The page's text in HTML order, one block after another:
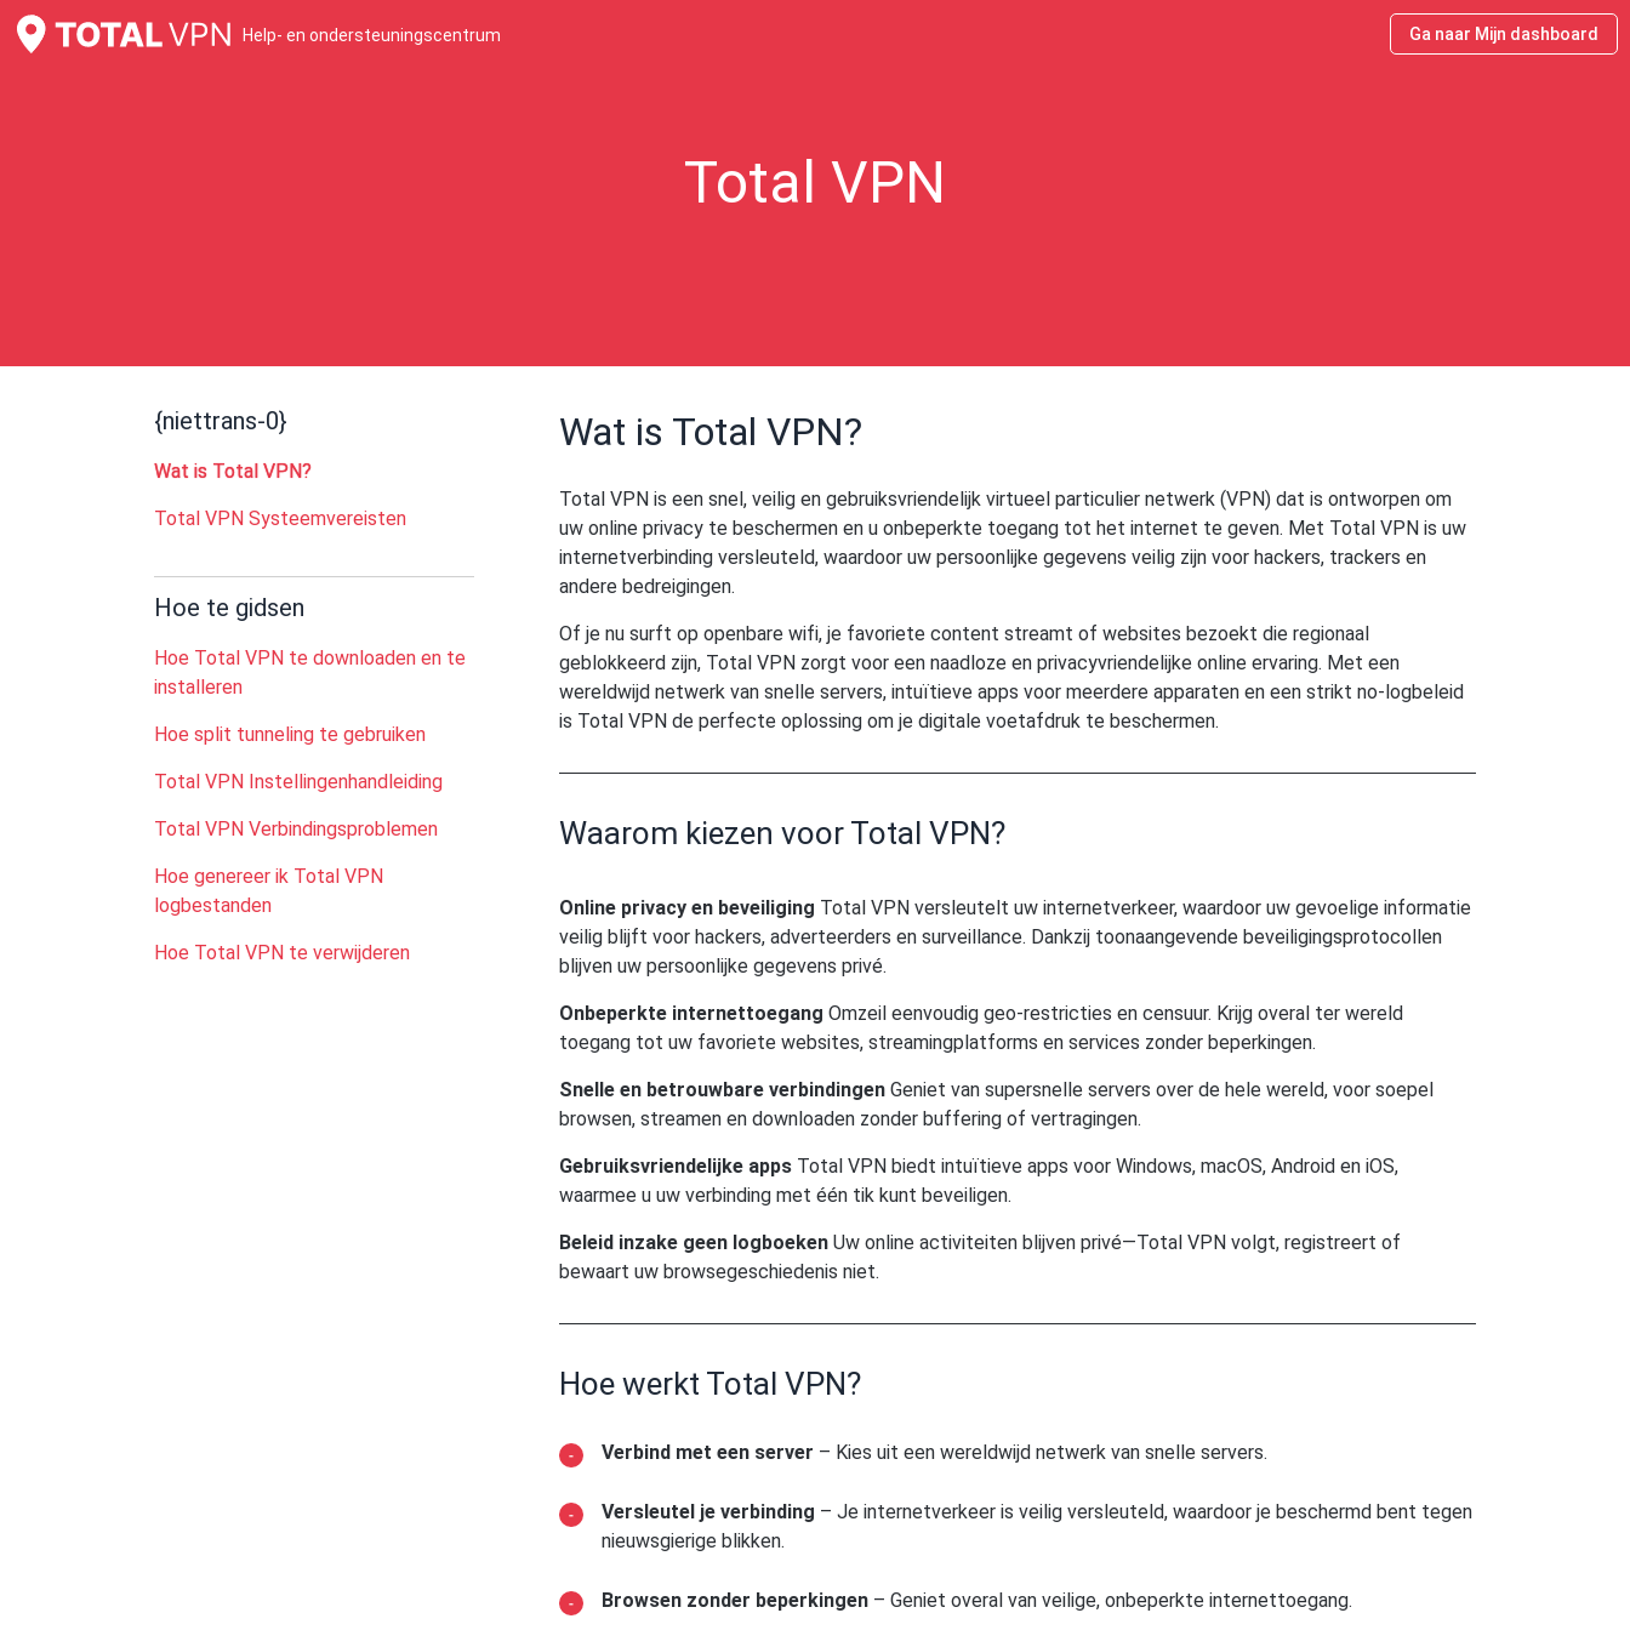
Help- en ondersteuningscentrum Ga naar Mijn dashboard
Total VPN
{niettrans-0}
Wat is Total VPN?
Total VPN Systeemvereisten
Hoe te gidsen
Hoe Total VPN te downloaden en te
installeren
Hoe split tunneling te gebruiken
Total VPN Instellingenhandleiding
Total VPN Verbindingsproblemen
Hoe genereer ik Total VPN
logbestanden
Hoe Total VPN te verwijderen
Wat is Total VPN?
Total VPN is een snel, veilig en gebruiksvriendelijk virtueel particulier netwerk (VPN) dat is ontworpen om
uw online privacy te beschermen en u onbeperkte toegang tot het internet te geven. Met Total VPN is uw
internetverbinding versleuteld, waardoor uw persoonlijke gegevens veilig zijn voor hackers, trackers en
andere bedreigingen.
Of je nu surft op openbare wifi, je favoriete content streamt of websites bezoekt die regionaal
geblokkeerd zijn, Total VPN zorgt voor een naadloze en privacyvriendelijke online ervaring. Met een
wereldwijd netwerk van snelle servers, intuïtieve apps voor meerdere apparaten en een strikt no-logbeleid
is Total VPN de perfecte oplossing om je digitale voetafdruk te beschermen.
Waarom kiezen voor Total VPN?
Online privacy en beveiliging Total VPN versleutelt uw internetverkeer, waardoor uw gevoelige informatie
veilig blijft voor hackers, adverteerders en surveillance. Dankzij toonaangevende beveiligingsprotocollen
blijven uw persoonlijke gegevens privé.
Onbeperkte internettoegang Omzeil eenvoudig geo-restricties en censuur. Krijg overal ter wereld
toegang tot uw favoriete websites, streamingplatforms en services zonder beperkingen.
Snelle en betrouwbare verbindingen Geniet van supersnelle servers over de hele wereld, voor soepel
browsen, streamen en downloaden zonder buffering of vertragingen.
Gebruiksvriendelijke apps Total VPN biedt intuïtieve apps voor Windows, macOS, Android en iOS,
waarmee u uw verbinding met één tik kunt beveiligen.
Beleid inzake geen logboeken Uw online activiteiten blijven privé—Total VPN volgt, registreert of
bewaart uw browsegeschiedenis niet.
Hoe werkt Total VPN?
Verbind met een server – Kies uit een wereldwijd netwerk van snelle servers.
Versleutel je verbinding – Je internetverkeer is veilig versleuteld, waardoor je beschermd bent tegen
nieuwsgierige blikken.
Browsen zonder beperkingen – Geniet overal van veilige, onbeperkte internettoegang.